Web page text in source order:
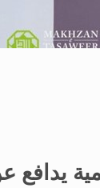
يدافع